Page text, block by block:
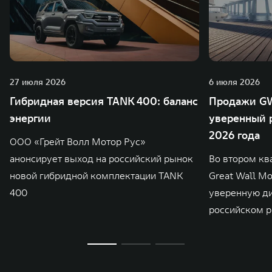
27 июля 2026
Гибридная версия TANK 400: баланс
энергии
ООО «Грейт Волл Мотор Рус»
анонсирует выход на российский рынок
новой гибридной комплектации TANK
400
6 июля 2026
Продажи
уверенный
2026 года
Во втором
Great Wall
уверенную
российском